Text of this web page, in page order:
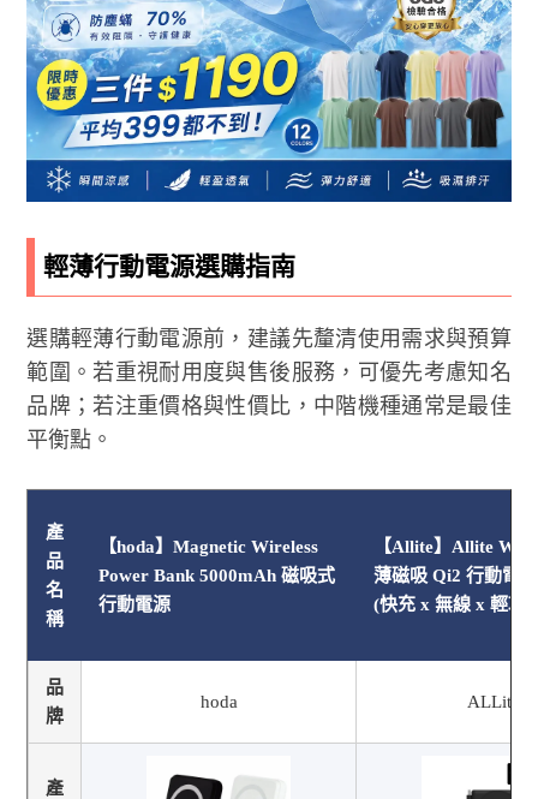
輕薄行動電源選購指南
選購輕薄行動電源前，建議先釐清使用需求與預算
範圍。若重視耐用度與售後服務，可優先考慮知名
品牌；若注重價格與性價比，中階機種通常是最佳
平衡點。
產
品
名
稱
【hoda】Magnetic Wireless
Power Bank 5000mAh 磁吸式
行動電源
【Allite】Allite
薄磁吸 Qi2 行動電
(快充 x 無線 x 輕巧)
品
牌
hoda ALLite
產